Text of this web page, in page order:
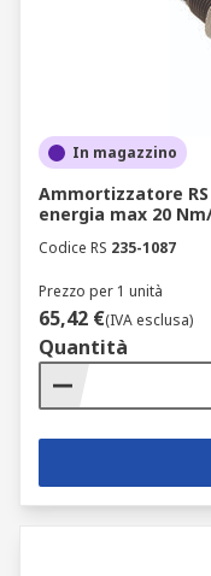
Gli attuatori
attuatori
pneumatica in
disponibili come
attuatori a doppio
In magazzino
Ammortizzatore RS
energia max 20
Codice RS 235-1087
Prezzo per 1 unità
65,42 €(IVA esclusa)
Quantità